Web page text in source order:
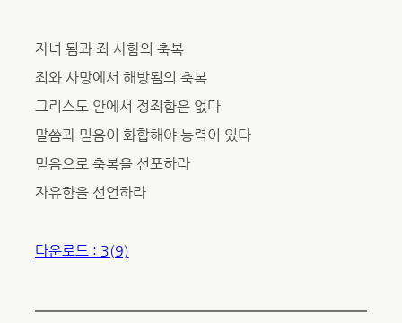
자녀 됨과 죄 사함의 축복
죄와 사망에서 해방됨의 축복
그리스도 안에서 정죄함은 없다
말씀과 믿음이 화합해야 능력이 있다
믿음으로 축복을 선포하라
자유함을 선언하라
다운로드 : 3(9)